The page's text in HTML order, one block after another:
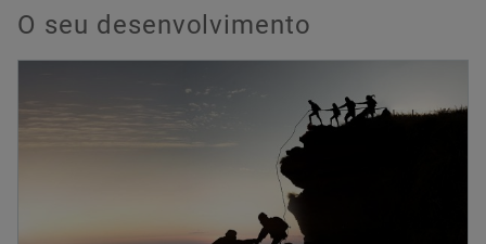
O seu desenvolvimento